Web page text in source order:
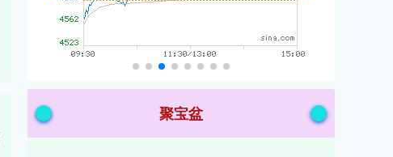
聚宝盆